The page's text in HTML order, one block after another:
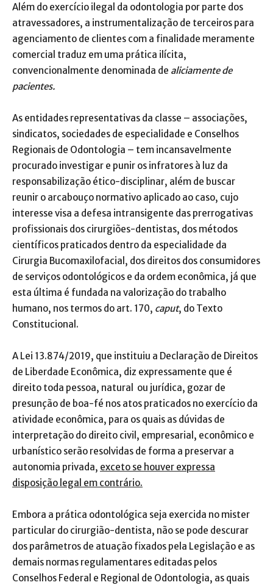
Além do exercício ilegal da odontologia por parte dos
atravessadores, a instrumentalização de terceiros para
agenciamento de clientes com a finalidade meramente
comercial traduz em uma prática ilícita,
convencionalmente denominada de aliciamente de
pacientes.
As entidades representativas da classe – associações,
sindicatos, sociedades de especialidade e Conselhos
Regionais de Odontologia – tem incansavelmente
procurado investigar e punir os infratores à luz da
responsabilização ético-disciplinar, além de buscar
reunir o arcabouço normativo aplicado ao caso, cujo
interesse visa a defesa intransigente das prerrogativas
profissionais dos cirurgiões-dentistas, dos métodos
científicos praticados dentro da especialidade da
Cirurgia Bucomaxilofacial, dos direitos dos consumidores
de serviços odontológicos e da ordem econômica, já que
esta última é fundada na valorização do trabalho
humano, nos termos do art. 170, caput, do Texto
Constitucional.
A Lei 13.874/2019, que instituiu a Declaração de Direitos
de Liberdade Econômica, diz expressamente que é
direito toda pessoa, natural ou jurídica, gozar de
presunção de boa-fé nos atos praticados no exercício da
atividade econômica, para os quais as dúvidas de
interpretação do direito civil, empresarial, econômico e
urbanístico serão resolvidas de forma a preservar a
autonomia privada, exceto se houver expressa
disposição legal em contrário.
Embora a prática odontológica seja exercida no mister
particular do cirurgião-dentista, não se pode descurar
dos parâmetros de atuação fixados pela Legislação e as
demais normas regulamentares editadas pelos
Conselhos Federal e Regional de Odontologia, as quais